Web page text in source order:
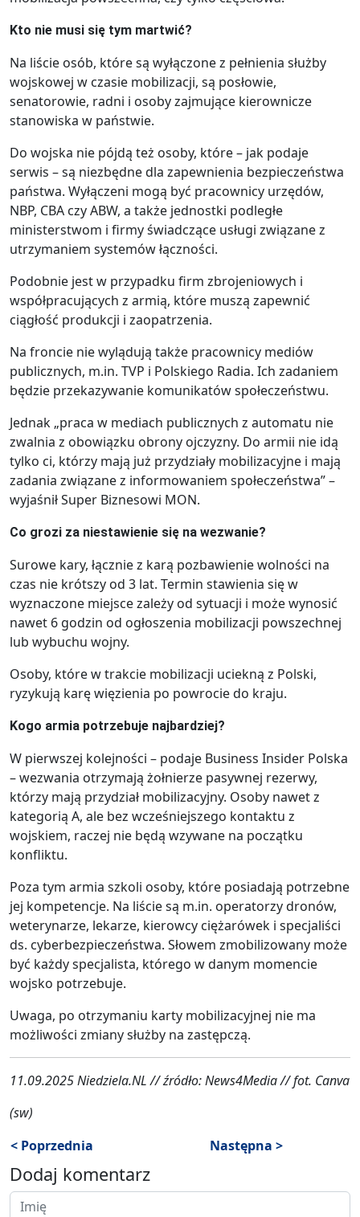
Kto nie musi się tym martwić?
Na liście osób, które są wyłączone z pełnienia służby
wojskowej w czasie mobilizacji, są posłowie,
senatorowie, radni i osoby zajmujące kierownicze
stanowiska w państwie.
Do wojska nie pójdą też osoby, które – jak podaje
serwis – są niezbędne dla zapewnienia bezpieczeństwa
państwa. Wyłączeni mogą być pracownicy urzędów,
NBP, CBA czy ABW, a także jednostki podległe
ministerstwom i firmy świadczące usługi związane z
utrzymaniem systemów łączności.
Podobnie jest w przypadku firm zbrojeniowych i
współpracujących z armią, które muszą zapewnić
ciągłość produkcji i zaopatrzenia.
Na froncie nie wylądują także pracownicy mediów
publicznych, m.in. TVP i Polskiego Radia. Ich zadaniem
będzie przekazywanie komunikatów społeczeństwu.
Jednak „praca w mediach publicznych z automatu nie
zwalnia z obowiązku obrony ojczyzny. Do armii nie idą
tylko ci, którzy mają już przydziały mobilizacyjne i mają
zadania związane z informowaniem społeczeństwa” –
wyjaśnił Super Biznesowi MON.
Co grozi za niestawienie się na wezwanie?
Surowe kary, łącznie z karą pozbawienie wolności na
czas nie krótszy od 3 lat. Termin stawienia się w
wyznaczone miejsce zależy od sytuacji i może wynosić
nawet 6 godzin od ogłoszenia mobilizacji powszechnej
lub wybuchu wojny.
Osoby, które w trakcie mobilizacji uciekną z Polski,
ryzykują karę więzienia po powrocie do kraju.
Kogo armia potrzebuje najbardziej?
W pierwszej kolejności – podaje Business Insider Polska
– wezwania otrzymają żołnierze pasywnej rezerwy,
którzy mają przydział mobilizacyjny. Osoby nawet z
kategorią A, ale bez wcześniejszego kontaktu z
wojskiem, raczej nie będą wzywane na początku
konfliktu.
Poza tym armia szkoli osoby, które posiadają potrzebne
jej kompetencje. Na liście są m.in. operatorzy dronów,
weterynarze, lekarze, kierowcy ciężarówek i specjaliści
ds. cyberbezpieczeństwa. Słowem zmobilizowany może
być każdy specjalista, którego w danym momencie
wojsko potrzebuje.
Uwaga, po otrzymaniu karty mobilizacyjnej nie ma
możliwości zmiany służby na zastępczą.
11.09.2025 Niedziela.NL // źródło: News4Media // fot. Canva
(sw)
< Poprzednia
Następna >
Dodaj komentarz